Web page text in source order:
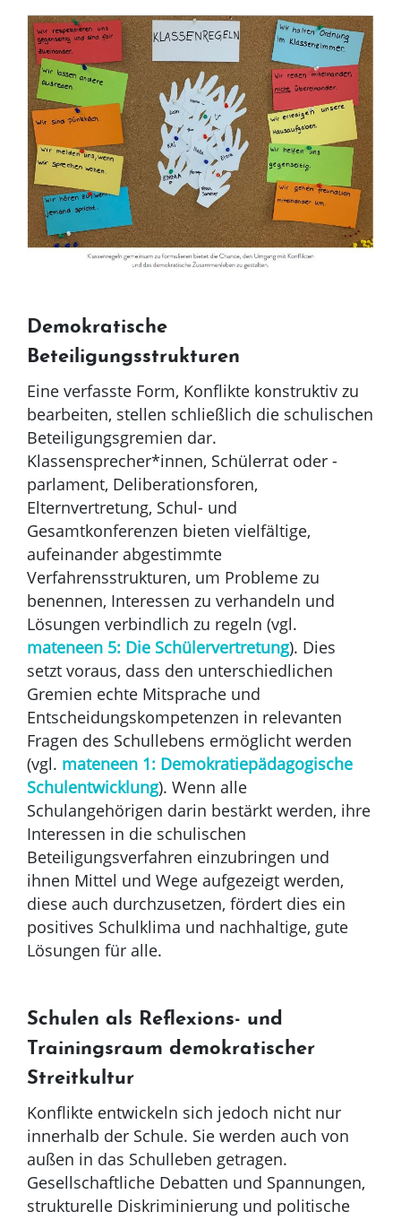
Demokratische
Beteiligungsstrukturen
Eine verfasste Form, Konflikte konstruktiv zu
bearbeiten, stellen schließlich die schulischen
Beteiligungsgremien dar.
Klassensprecher*innen, Schülerrat oder -
parlament, Deliberationsforen,
Elternvertretung, Schul- und
Gesamtkonferenzen bieten vielfältige,
aufeinander abgestimmte
Verfahrensstrukturen, um Probleme zu
benennen, Interessen zu verhandeln und
Lösungen verbindlich zu regeln (vgl.
mateneen 5: Die Schülervertretung). Dies
setzt voraus, dass den unterschiedlichen
Gremien echte Mitsprache und
Entscheidungskompetenzen in relevanten
Fragen des Schullebens ermöglicht werden
(vgl. mateneen 1: Demokratiepädagogische
Schulentwicklung). Wenn alle
Schulangehörigen darin bestärkt werden, ihre
Interessen in die schulischen
Beteiligungsverfahren einzubringen und
ihnen Mittel und Wege aufgezeigt werden,
diese auch durchzusetzen, fördert dies ein
positives Schulklima und nachhaltige, gute
Lösungen für alle.
Schulen als Reflexions- und
Trainingsraum demokratischer
Streitkultur
Konflikte entwickeln sich jedoch nicht nur
innerhalb der Schule. Sie werden auch von
außen in das Schulleben getragen.
Gesellschaftliche Debatten und Spannungen,
strukturelle Diskriminierung und politische